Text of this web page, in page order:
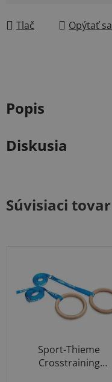
Tlač Opýtať sa
Popis
Diskusia
Súvisiaci tovar
Sport-Thieme
Crosstraining